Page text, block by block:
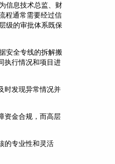
信息技术总监、财
程通常需要经过信
级的审批体系既保
安全专线的拆解搬
执行情况和项目进
时发现异常情况并
资金合规，而高层
的专业性和灵活